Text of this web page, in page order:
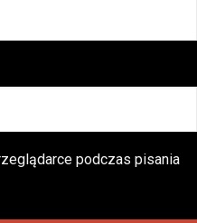
podczas pisania